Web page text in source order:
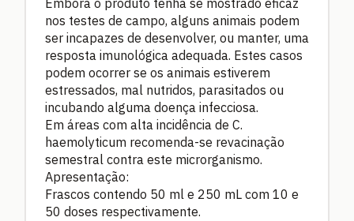
Embora o produto tenha se mostrado eficaz
nos testes de campo, alguns animais podem
ser incapazes de desenvolver, ou manter, uma
resposta imunológica adequada. Estes casos
podem ocorrer se os animais estiverem
estressados, mal nutridos, parasitados ou
incubando alguma doença infecciosa.
Em áreas com alta incidência de C.
haemolyticum recomenda-se revacinação
semestral contra este microrganismo.
Apresentação:
Frascos contendo 50 ml e 250 mL com 10 e
50 doses respectivamente.